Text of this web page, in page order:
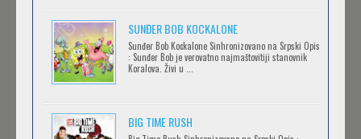
2.43: SEIIN HIGH SCHOOL BOYS VOLLEYBALL
TEAM
CLEAN FREAK! AOYAMA-KUN
SUNĐER BOB KOCKALONE
Sunđer Bob Kockalone Sinhronizovano na Srpski Opis
: Sunđer Bob je verovatno najmaštovitiji stanovnik
Koralova. Živi u ...
BIG TIME RUSH